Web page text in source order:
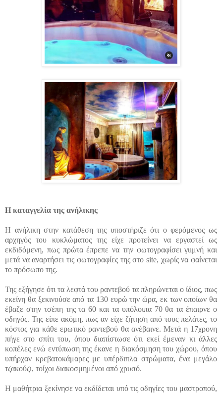
Η καταγγελία της ανήλικης
Η ανήλικη στην κατάθεση της υποστήριζε ότι ο φερόμενος ως
αρχηγός του κυκλώματος της είχε προτείνει να εργαστεί ως
εκδιδόμενη, πως πρώτα έπρεπε να την φωτογραφίσει γuμνή και
μετά να αναρτήσει τις φωτογραφίες της στο site, χωρίς να φαίνεται
το πρόσωπο της.
Της εξήγησε ότι τα λεφτά του ραντεβού τα πληρώνεται ο ίδιος, πως
εκείνη θα ξεκινούσε από τα 130 ευρώ την ώρα, εκ των οποίων θα
έβαζε στην τσέπη της τα 60 και τα υπόλοιπα 70 θα τα έπαιρνε ο
οδηγός. Της είπε ακόμη, πως αν είχε ζήτηση από τους πελάτες, το
κόστος για κάθε εpωτικό ραντεβού θα ανέβαινε. Μετά η 17χρονη
πήγε στο σπίτι του, όπου διαπίστωσε ότι εκεί έμεναν κι άλλες
κοπέλες ενώ εντύπωση της έκανε η διακόσμηση του χώρου, όπου
υπήρχαν κρεβατοκάμαρες με υπέρδιπλα στρώματα, ένα μεγάλο
τζακούζι, τοίχοι διακοσμημένοι από χρυσό.
Η μαθήτρια ξεκίνησε να εκδίδεται υπό τις οδηγίες του μαστροπού,